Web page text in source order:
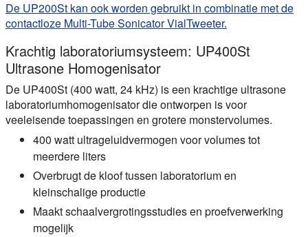
De UP200St kan ook worden gebruikt in combinatie met de
contactloze Multi-Tube Sonicator VialTweeter.
Krachtig laboratoriumsysteem: UP400St
Ultrasone Homogenisator
De UP400St (400 watt, 24 kHz) is een krachtige ultrasone
laboratoriumhomogenisator die ontworpen is voor
veeleisende toepassingen en grotere monstervolumes.
400 watt ultrageluidvermogen voor volumes tot
meerdere liters
Overbrugt de kloof tussen laboratorium en
kleinschalige productie
Maakt schaalvergrotingsstudies en proefverwerking
mogelijk